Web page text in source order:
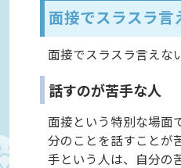
面接でスラスラ言
面接でスラスラ言えな
話すのが苦手な人
面接という特別な場面
分のことを話すことが
手という人は、自分の